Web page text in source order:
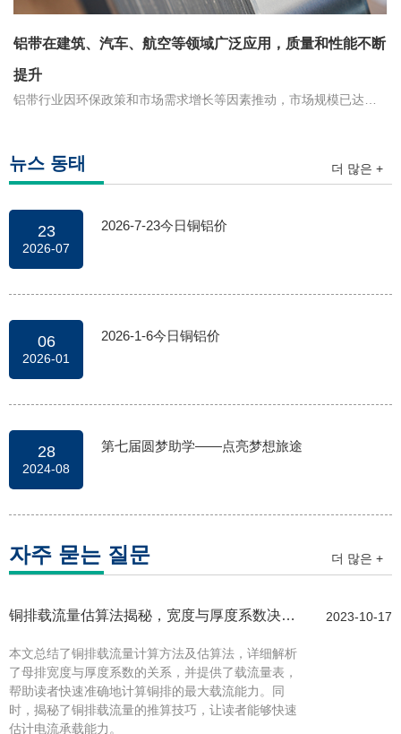
铝带在建筑、汽车、航空等领域广泛应用，质量和性能不断
提升
铝带行业因环保政策和市场需求增长等因素推动，市场规模已达
在不断创新和升级，以满足不断增长的市场需求。铝带的优势包括
轻量化、高强度、防腐蚀、易加工等，使其能够在建筑、汽车、航
뉴스 동태 더 많은 +
23
2026-07
2026-7-23今日铜铝价
06
2026-01
2026-1-6今日铜铝价
28
2024-08
第七届圆梦助学——点亮梦想旅途
자주 묻는 질문 더 많은 +
2023-10-17
铜排载流量估算法揭秘，宽度与厚度系数决定
载流能力
本文总结了铜排载流量计算方法及估算法，详细解析
了母排宽度与厚度系数的关系，并提供了载流量表，
帮助读者快速准确地计算铜排的最大载流能力。同
时，揭秘了铜排载流量的推算技巧，让读者能够快速
估计电流承载能力。